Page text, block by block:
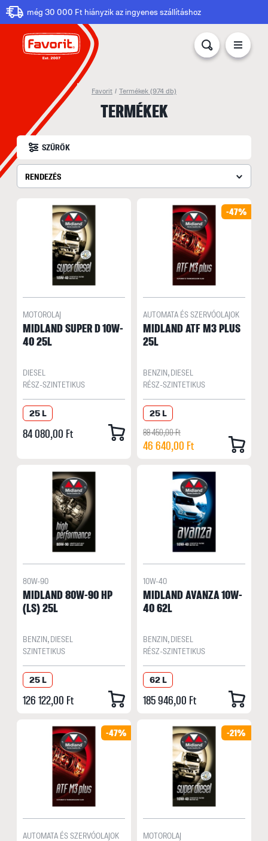
még 30 000 Ft hiányzik az ingyenes szállításhoz
Favorit / Termékek (974 db)
TERMÉKEK
SZŰRŐK
RENDEZÉS
MOTOROLAJ
MIDLAND SUPER D 10W-
40 25L
DIESEL
RÉSZ-SZINTETIKUS
25 L
84 080,00 Ft
-47%
AUTOMATA ÉS SZERVÓOLAJOK
MIDLAND ATF M3 PLUS
25L
BENZIN, DIESEL
RÉSZ-SZINTETIKUS
25 L
88 450,00 Ft
46 640,00 Ft
80W-90
MIDLAND 80W-90 HP
(LS) 25L
BENZIN, DIESEL
SZINTETIKUS
25 L
126 122,00 Ft
10W-40
MIDLAND AVANZA 10W-
40 62L
BENZIN, DIESEL
RÉSZ-SZINTETIKUS
62 L
185 946,00 Ft
-47%
AUTOMATA ÉS SZERVÓOLAJOK
-21%
MOTOROLAJ